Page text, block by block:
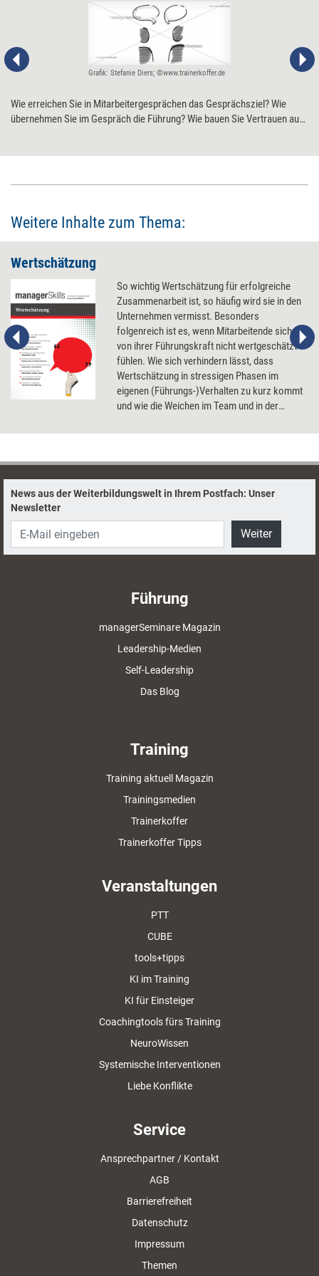
Grafik: Stefanie Diers; ©www.trainerkoffer.de
Wie erreichen Sie in Mitarbeitergesprächen das Gesprächsziel? Wie
übernehmen Sie im Gespräch die Führung? Wie bauen Sie Vertrauen auf?
Weitere Inhalte zum Thema:
Wertschätzung
So wichtig Wertschätzung für erfolgreiche
Zusammenarbeit ist, so häufig wird sie in den
Unternehmen vermisst. Besonders
folgenreich ist es, wenn Mitarbeitende sich
von ihrer Führungskraft nicht wertgeschätzt
fühlen. Wie sich verhindern lässt, dass
Wertschätzung in stressigen Phasen im
eigenen (Führungs-)Verhalten zu kurz kommt
und wie die Weichen im Team und in der
gestellt werden können.
News aus der Weiterbildungswelt in Ihrem Postfach: Unser
Newsletter
Weiter
Führung
managerSeminare Magazin
Leadership-Medien
Self-Leadership
Das Blog
Training
Training aktuell Magazin
Trainingsmedien
Trainerkoffer
Trainerkoffer Tipps
Veranstaltungen
PTT
CUBE
tools+tipps
KI im Training
KI für Einsteiger
Coachingtools fürs Training
NeuroWissen
Systemische Interventionen
Liebe Konflikte
Service
Ansprechpartner / Kontakt
AGB
Barrierefreiheit
Datenschutz
Impressum
Themen